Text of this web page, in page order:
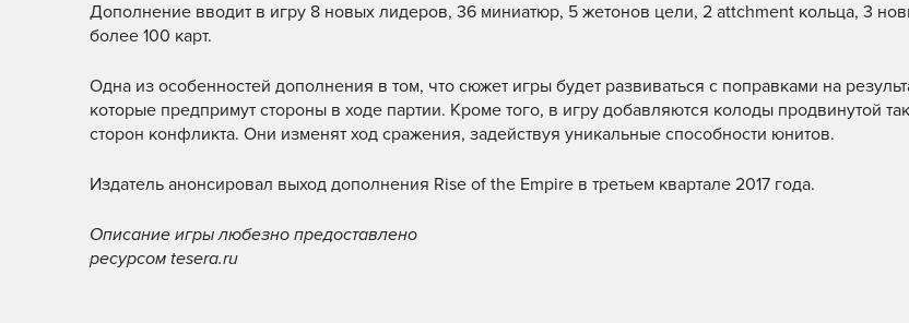
Дополнение вводит в игру 8 новых лидеров, 36 миниатюр, 5 жетонов цели, 2 attchment кольца, 3
более 100 карт.
Одна из особенностей дополнения в том, что сюжет игры будет развиваться с поправками на
которые предпримут стороны в ходе партии. Кроме того, в игру добавляются колоды продвинутой
сторон конфликта. Они изменят ход сражения, задействуя уникальные способности юнитов.
Издатель анонсировал выход дополнения Rise of the Empire в третьем квартале 2017 года.
Описание игры любезно предоставлено
ресурсом tesera.ru